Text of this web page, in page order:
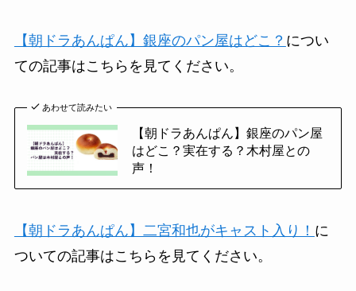
【朝ドラあんぱん】銀座のパン屋はどこ？ につい
ての記事はこちらを見てください。
あわせて読みたい
【朝ドラあんぱん】銀座のパン屋
はどこ？実在する？木村屋との
声！
【朝ドラあんぱん】二宮和也がキャスト入り！ に
ついての記事はこちらを見てください。